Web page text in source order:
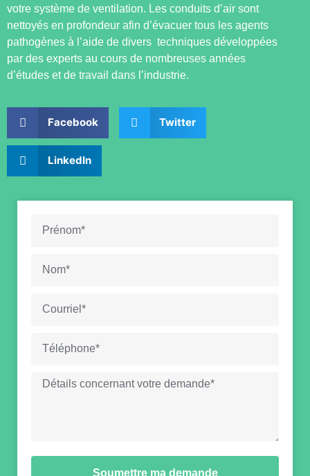
votre système de ventilation. Les conduits d’air sont
nettoyés en profondeur afin d’évacuer tous les agents
pathogènes à l’aide de divers techniques développées
par des experts au cours de nombreuses années
d’études et de travail dans l’industrie.
Facebook Twitter
LinkedIn
Soumettre ma demande